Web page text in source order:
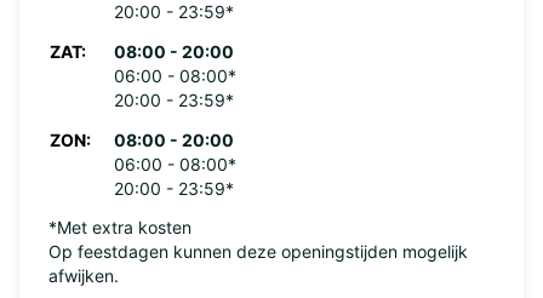
20:00 - 23:59*
ZAT:
08:00 - 20:00
06:00 - 08:00*
20:00 - 23:59*
ZON:
08:00 - 20:00
06:00 - 08:00*
20:00 - 23:59*
*Met extra kosten
Op feestdagen kunnen deze openingstijden mogelijk
afwijken.